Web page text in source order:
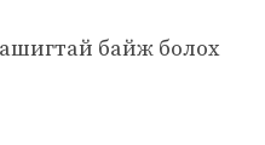
байж болох